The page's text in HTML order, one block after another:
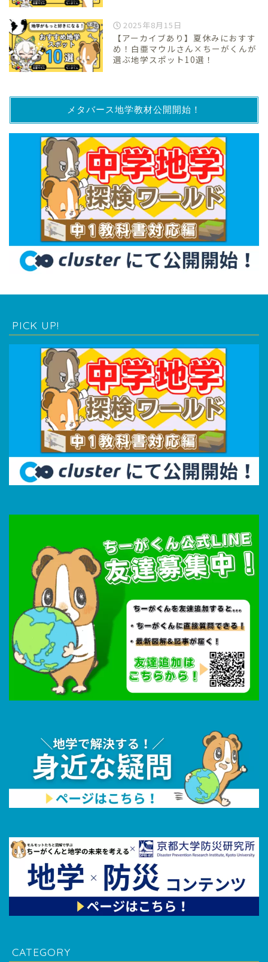
2025年8月15日
【アーカイブあり】夏休みにおすす
め！白亜マウルさん×ちーがくんが
選ぶ地学スポット10選！
メタバース地学教材公開開始！
PICK UP!
CATEGORY